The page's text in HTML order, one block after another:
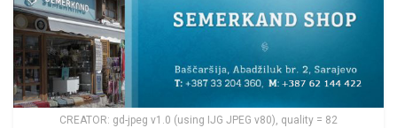
CREATOR: gd-jpeg v1.0 (using IJG JPEG v80), quality = 82